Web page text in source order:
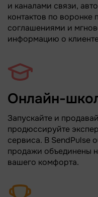
и каналами связи,
контактов по воронке
соглашениями и
информацию о
Онлайн-
Запускайте и
продюссируйте
сервиса. В SendPulse
продажи объединены
вашего комфорта.